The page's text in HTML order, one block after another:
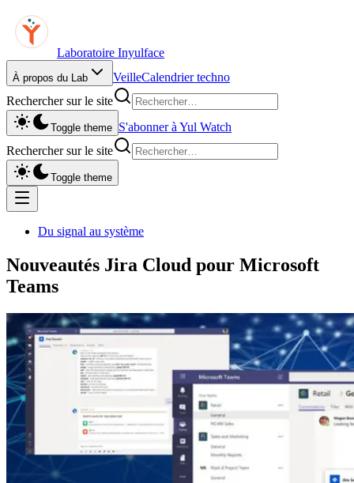
Laboratoire Inyulface
À propos du Lab VeilleCalendrier techno
Rechercher sur le site
Toggle theme S'abonner à Yul Watch
Rechercher sur le site
Toggle theme
Du signal au système
Nouveautés Jira Cloud pour Microsoft
Teams